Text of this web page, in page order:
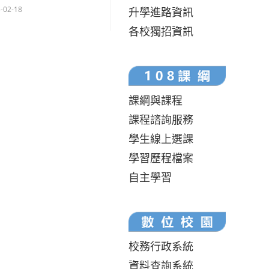
02-18
升學進路資訊
各校獨招資訊
課綱與課程
課程諮詢服務
學生線上選課
學習歷程檔案
自主學習
校務行政系統
資料查詢系統